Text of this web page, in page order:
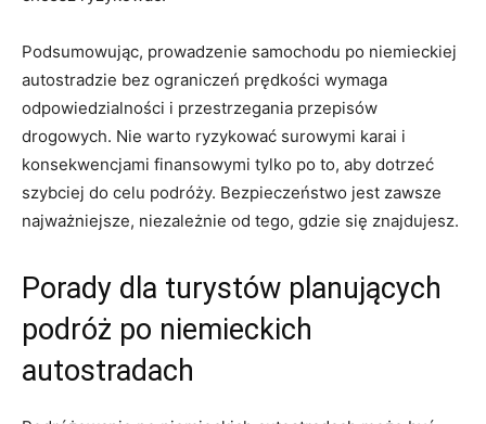
Podsumowując, prowadzenie samochodu po niemieckiej
autostradzie ⁤bez ograniczeń prędkości wymaga
⁤odpowiedzialności i przestrzegania ​przepisów
drogowych. Nie warto ryzykować ‍surowymi karai i
konsekwencjami finansowymi tylko ‍po to, aby dotrzeć
szybciej do celu podróży. ‍Bezpieczeństwo jest ⁢zawsze
najważniejsze, niezależnie od tego, gdzie ‌się znajdujesz.
Porady⁢ dla turystów planujących
podróż po niemieckich
autostradach